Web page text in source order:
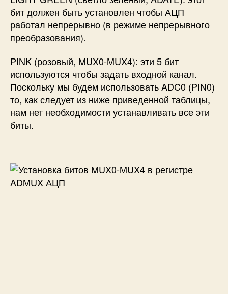
бит должен быть установлен чтобы АЦП
работал непрерывно (в режиме непрерывного
преобразования).
PINK (розовый, MUX0-MUX4): эти 5 бит
используются чтобы задать входной канал.
Поскольку мы будем использовать ADC0 (PIN0)
то, как следует из ниже приведенной таблицы,
нам нет необходимости устанавливать все эти
биты.